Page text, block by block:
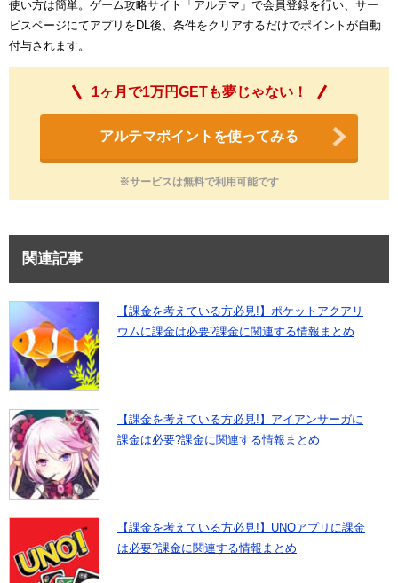
使い方は簡単。ゲーム攻略サイト「アルテマ」で会員登録を行い、サー
ビスページにてアプリをDL後、条件をクリアするだけでポイントが自動
付与されます。
1ヶ月で1万円GETも夢じゃない！
アルテマポイントを使ってみる
※サービスは無料で利用可能です
関連記事
【課金を考えている方必見!】ポケットアクアリ
ウムに課金は必要?課金に関連する情報まとめ
【課金を考えている方必見!】アイアンサーガに
課金は必要?課金に関連する情報まとめ
【課金を考えている方必見!】UNOアプリに課金
は必要?課金に関連する情報まとめ